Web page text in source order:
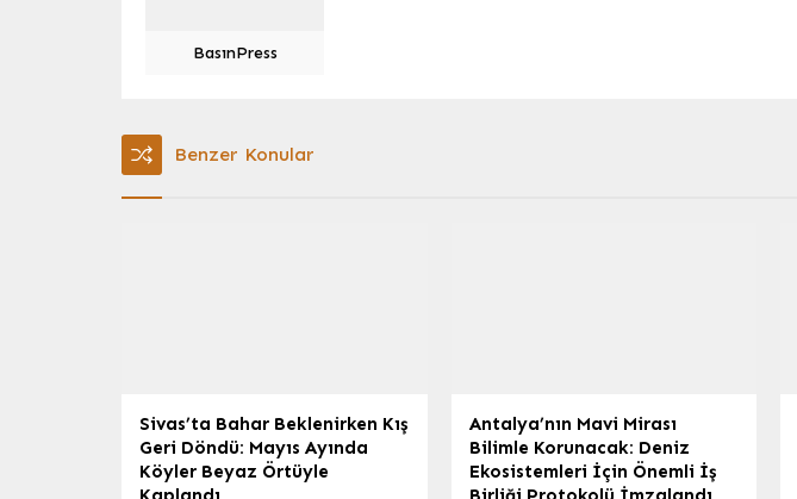
BasınPress
Benzer Konular
Sivas’ta Bahar Beklenirken Kış
Geri Döndü: Mayıs Ayında
Köyler Beyaz Örtüyle
Antalya’nın Mavi Mirası
Bilimle Korunacak: Deniz
Ekosistemleri İçin Önemli İş